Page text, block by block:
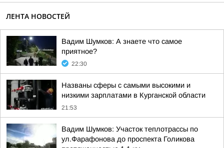
ЛЕНТА НОВОСТЕЙ
Вадим Шумков: А знаете что самое
приятное?
22:30
Названы сферы с самыми высокими и
низкими зарплатами в Курганской области
21:53
Вадим Шумков: Участок теплотрассы по
ул.Фарафонова до проспекта Голикова